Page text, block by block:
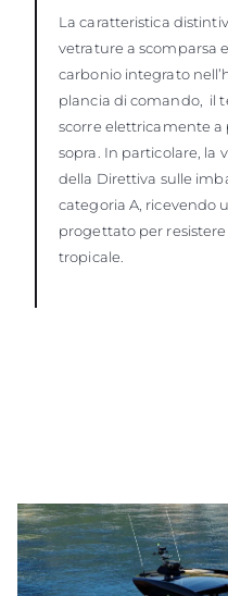
La caratteristica
vetrature a scomparsa
carbonio integrato
plancia di comando, il
scorre elettricamente a
sopra. In particolare, la
della Direttiva sulle
categoria A, ricevendo
progettato per
tropicale.